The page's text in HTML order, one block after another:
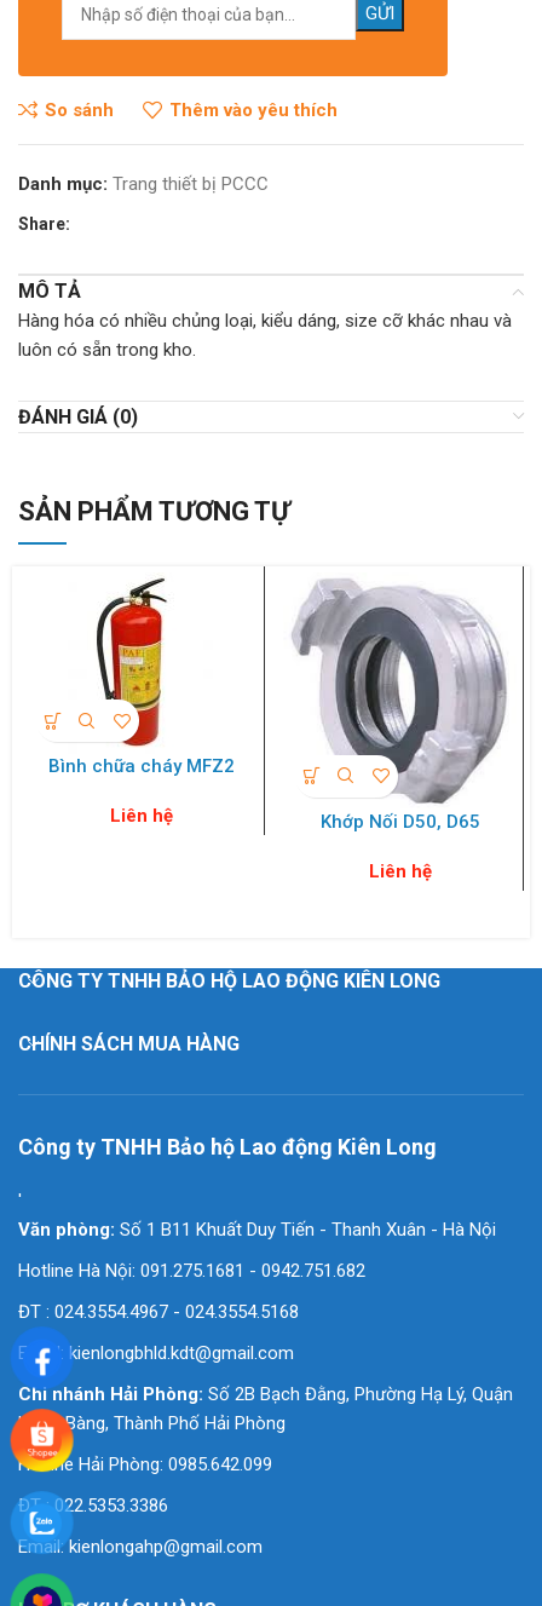
So sánh Thêm vào yêu thích
Danh mục: Trang thiết bị PCCC
Share:
MÔ TẢ
Hàng hóa có nhiều chủng loại, kiểu dáng, size cỡ khác nhau và
luôn có sẵn trong kho.
ĐÁNH GIÁ (0)
SẢN PHẨM TƯƠNG TỰ
Bình chữa cháy MFZ2
Liên hệ Khớp Nối D50, D65
Liên hệ
CÔNG TY TNHH BẢO HỘ LAO ĐỘNG KIÊN LONG
CHÍNH SÁCH MUA HÀNG
Công ty TNHH Bảo hộ Lao động Kiên Long
'
Văn phòng: Số 1 B11 Khuất Duy Tiến - Thanh Xuân - Hà Nội
Hotline Hà Nội: 091.275.1681 - 0942.751.682
ĐT : 024.3554.4967 - 024.3554.5168
Email: kienlongbhld.kdt@gmail.com
Chi nhánh Hải Phòng: Số 2B Bạch Đằng, Phường Hạ Lý, Quận
Hồng Bàng, Thành Phố Hải Phòng
Hotline Hải Phòng: 0985.642.099
ĐT : 022.5353.3386
Email:kienlongahp@gmail.com